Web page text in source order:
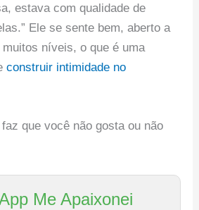
estava com qualidade de
Ele se sente bem, aberto a
níveis, o que é uma
construir intimidade no
que você não gosta ou não
Me Apaixonei